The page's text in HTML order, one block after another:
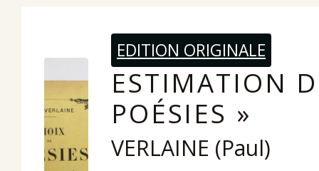
EDITION ORIGINALE
ESTIMATION
POÉSIES »
VERLAINE (Paul)